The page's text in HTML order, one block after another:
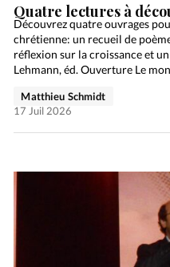
Quatre lectures à
Découvrez quatre ouvrages
chrétienne: un recueil de
réflexion sur la croissance et
Lehmann, éd. Ouverture Le
Matthieu Schmidt
17 Juil 2026